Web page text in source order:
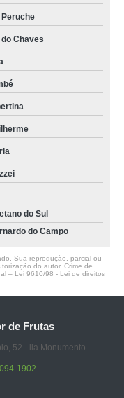
Peruche
do Chaves
do Sul
do Campo
Sua reprodução, parcial ou
do autor. Crime de
– Lei 9610/98 - Lei de direitos
de Frutas
52 - ila Monumento
1902